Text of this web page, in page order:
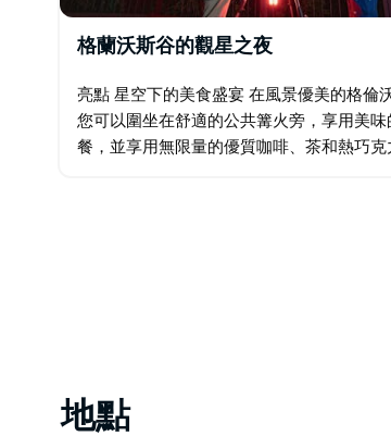
格蘭沃斯谷的觀星之夜
亮點 星空下的美食盛宴 在風景優美的格倫
您可以圍坐在舒適的公共篝火旁，享用美
餐，並享用無限量的優質咖啡、茶和熱巧克
地點